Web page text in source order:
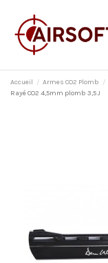
Accueil Armes CO2 Plomb
Rayé CO2 4,5mm plomb 3,5 J